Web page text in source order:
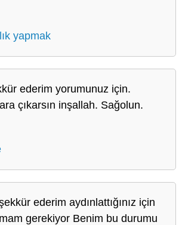
yapmak
ederim yorumunuz için.
çıkarsın inşallah. Sağolun.
ederim aydınlattığınız için
gerekiyor Benim bu durumu